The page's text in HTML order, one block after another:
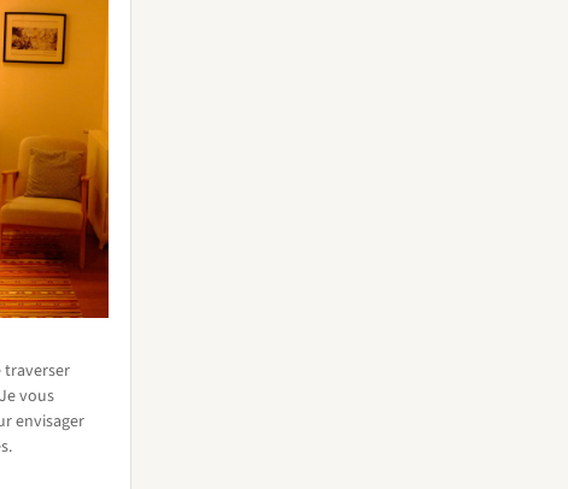
traverser
vous
envisager